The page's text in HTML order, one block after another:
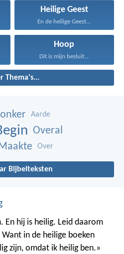
Heilige Geest
En de heilige Geest...
Hoop
Dit is mijn besluit...
Thema's...
Aarde
Overal
Over
Bijbelteksten
En hij is heilig. Leid daarom
in de heilige boeken
zijn, omdat ik heilig ben.»